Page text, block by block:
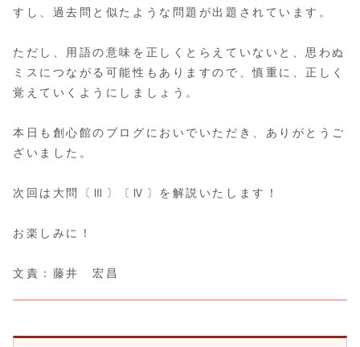
すし、過去問と似たような問題が出題されています。
ただし、用語の意味を正しくとらえていないと、思わぬ
ミスにつながる可能性もありますので、慎重に、正しく
覚えていくようにしましょう。
本日も創心館のブログにおいでいただき、ありがとうご
ざいました。
次回は大問〔Ⅲ〕〔Ⅳ〕を解説いたします！
お楽しみに！
文責：藤井 宏昌